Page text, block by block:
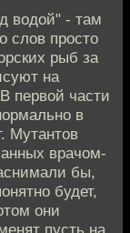
водой" - там
слов просто
рыб за
на
первой части
в
Мутантов
врачом-
бы,
будет,
они